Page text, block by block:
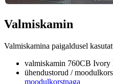
Valmiskamin
Valmiskamina paigaldusel
valmiskamin 760CB Ivory
ühendustorud /
moodulkorstnaga